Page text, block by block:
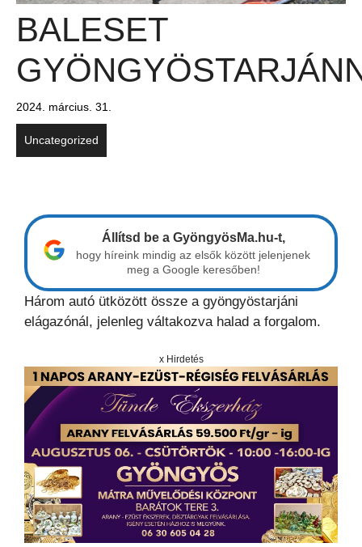
BALESET
2024. március. 31.
Uncategorized
Állítsd be a GyöngyösMa.hu-t,
hogy híreink mindig az elsők között jelenjenek
meg a Google keresőben!
Három autó ütközött össze a gyöngyöstarjáni
elágazónál, jelenleg váltakozva halad a forgalom.
x Hirdetés